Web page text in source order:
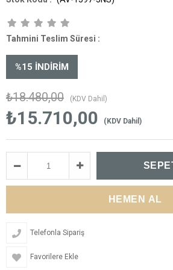
Tahmini Teslim Süresi :
%15 İNDIRIM
₺18.480,00 (KDV Dahil)
₺15.710,00 (KDV Dahil)
Telefonla Sipariş
Favorilere Ekle